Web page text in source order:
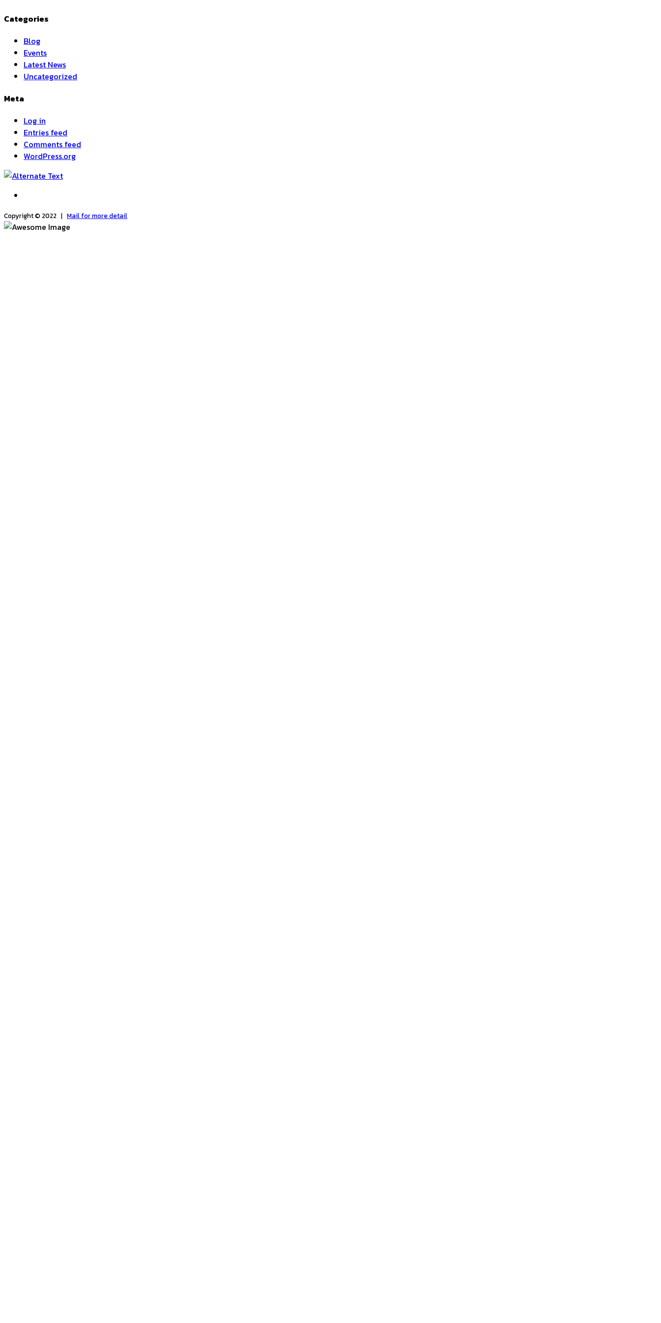
Categories
Blog
Events
Latest News
Uncategorized
Meta
Log in
Entries feed
Comments feed
WordPress.org
Copyright © 2022 | Mail for more detail